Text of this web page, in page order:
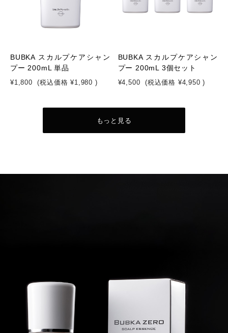
BUBKA スカルプケアシャン
プー 200mL 単品
¥1,800 (税込価格 ¥1,980 )
BUBKA スカルプケアシャン
プー 200mL 3個セット
¥4,500 (税込価格 ¥4,950 )
もっと見る